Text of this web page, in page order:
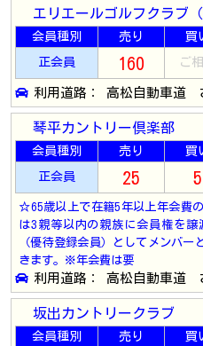
エリエールゴルフクラブ（
会員種別 売り 買
正会員 160 ご
利用道路： 高松自動車道
琴平カントリー倶楽部
会員種別 売り 買
正会員 25 5
☆65歳以上で在籍5年以上年会費
は3親等以内の親族に会員権を
（優待登録会員）としてメンバ
きます。※年会費は要
利用道路： 高松自動車道
坂出カントリークラブ
会員種別 売り 買